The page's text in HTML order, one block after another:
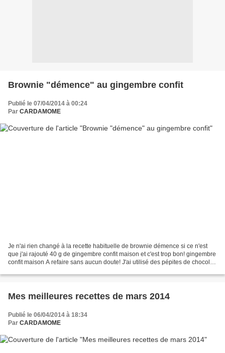
Brownie "démence" au gingembre confit
Publié le 07/04/2014 à 00:24
Par CARDAMOME
Je n'ai rien changé à la recette habituelle de brownie démence si ce n'est
que j'ai rajouté 40 g de gingembre confit maison et c'est trop bon! gingembre
confit maison A refaire sans aucun doute! J'ai utilisé des pépites de chocolat
Mes meilleures recettes de mars 2014
Publié le 06/04/2014 à 18:34
Par CARDAMOME